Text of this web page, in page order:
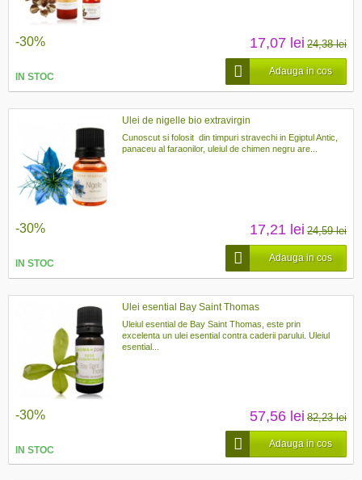
-30% 17,07 lei 24,38 lei
IN STOC
Adauga in cos
Ulei de nigelle bio extravirgin
Cunoscut si folosit din timpuri stravechi in Egiptul Antic,
panaceu al faraonilor, uleiul de chimen negru are...
-30% 17,21 lei 24,59 lei
IN STOC
Adauga in cos
Ulei esential Bay Saint Thomas
Uleiul esential de Bay Saint Thomas, este prin
excelenta un ulei esential contra caderii parului. Uleiul
esential...
-30% 57,56 lei 82,23 lei
IN STOC
Adauga in cos